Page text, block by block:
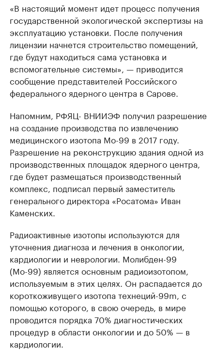
«В настоящий момент идет процесс получения
государственной экологической экспертизы на
эксплуатацию установки. После получения
лицензии начнется строительство помещений,
где будут находиться сама установка и
вспомогательные системы», — приводится
сообщение представителей Российского
федерального ядерного центра в Сарове.
Напомним, РФЯЦ- ВНИИЭФ получил разрешение
на создание производства по извлечению
медицинского изотопа Мо-99 в 2017 году.
Разрешение на реконструкцию здания одной из
производственных площадок ядерного центра,
где будет размещаться производственный
комплекс, подписал первый заместитель
генерального директора «Росатома» Иван
Каменских.
Радиоактивные изотопы используются для
уточнения диагноза и лечения в онкологии,
кардиологии и неврологии. Молибден-99
(Мо-99) является основным радиоизотопом,
используемым в этих целях. Он распадается до
короткоживущего изотопа технеций-99m, с
помощью которого, в свою очередь, в мире
проводится порядка 70% диагностических
процедур в области онкологии и до 50% — в
кардиологии.